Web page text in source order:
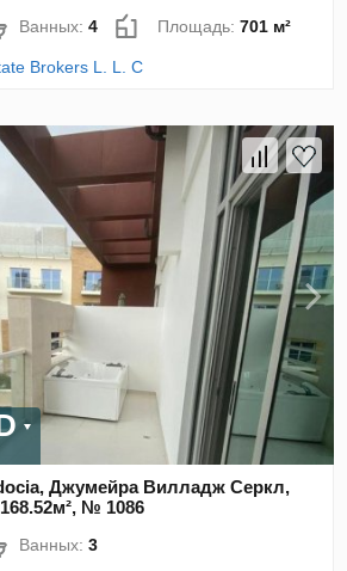
Ванных:4 Площадь:701 м²
Brokers L. L. C
Джумейра Вилладж Серкл,
№ 1086
Ванных:3